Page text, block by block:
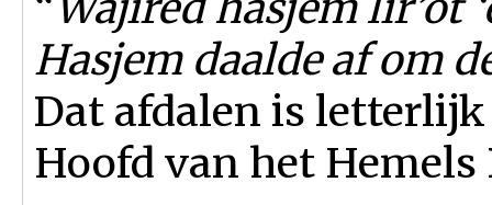
Hasjem daalde af om
Dat afdalen is
Hoofd van het Hemels